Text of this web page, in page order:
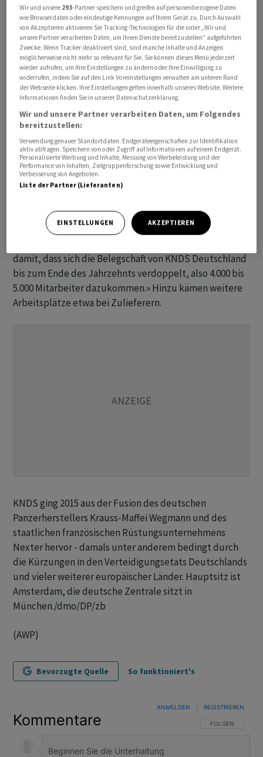
Den Produktionshochlauf bei KNDS sollen auch zwei
neue Standorte in Deutschland sicherstellen. «In
Deutschland werden wir nach jetziger Planung noch
zwei zusätzliche Produktionsstätten aufbauen. Ein
Standort wird sich der ganzen Produktionskette vom
Rohbau bis zum fertigen Fahrzeug widmen, in dem Fall
mit dem Schwerpunkt Radfahrzeuge, also Boxer», sagt
Hohenwarter. Der zweite Standort werde
schwerpunktmässig ein Schweissstandort sein.
Zu Standortdetails machte er keine Angaben: «Ich
möchte nicht spekulieren. Nur so viel: Wir sprechen mit
Unternehmen und schauen uns mögliche Standorte an.
getroffen.»
damit, dass sich die Belegschaft von KNDS Deutschland
bis zum Ende des Jahrzehnts verdoppelt, also 4.000 bis
5.000 Mitarbeiter dazukommen.» Hinzu kämen weitere
Arbeitsplätze etwa bei Zulieferern.
KNDS ging 2015 aus der Fusion des deutschen
Panzerherstellers Krauss-Maffei Wegmann und des
staatlichen französischen Rüstungsunternehmens
Nexter hervor - damals unter anderem bedingt durch
die Kürzungen in den Verteidigungsetats Deutschlands
und vieler weiterer europäischer Länder. Hauptsitz ist
Amsterdam, die deutsche Zentrale sitzt in
München./dmo/DP/zb
(AWP)
Bevorzugte Quelle So funktioniert's
Kommentare FOLGE DIESER
FOLGEN
ANMELDEN REGISTRIEREN
Wir und unsere 293-Partner speichern und greifen auf personenbezogene Daten
wie Browserdaten oder eindeutige Kennungen auf Ihrem Gerät zu. Durch Auswahl
von Akzeptieren aktivieren Sie Tracking-Technologien für die unter „Wir und
unsere Partner verarbeiten Daten, um Ihnen Dienste bereitzustellen“ aufgeführten
Zwecke. Wenn Tracker deaktiviert sind, sind manche Inhalte und Anzeigen
möglicherweise nicht mehr so relevant für Sie. Sie können dieses Menü jederzeit
wieder aufrufen, um Ihre Einstellungen zu ändern oder Ihre Einwilligung zu
widerrufen, indem Sie auf den Link Voreinstellungen verwalten am unteren Rand
der Webseite klicken. Ihre Einstellungen gelten innerhalb unseres Website. Weitere
Informationen finden Sie in unserer Datenschutzerklärung.
Wir und unsere Partner verarbeiten Daten, um Folgendes
bereitzustellen:
Verwendung genauer Standortdaten. Endgeräteeigenschaften zur Identifikation
aktiv abfragen. Speichern von oder Zugriff auf Informationen auf einem Endgerät.
Personalisierte Werbung und Inhalte, Messung von Werbeleistung und der
Performance von Inhalten, Zielgruppenforschung sowie Entwicklung und
Verbesserung von Angeboten.
Liste der Partner (Lieferanten)
EINSTELLUNGEN AKZEPTIEREN